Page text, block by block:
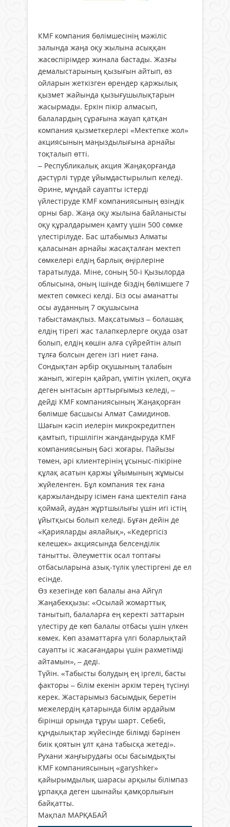
КМF компания бөлімшесінің мәжіліс
залында жаңа оқу жылына асыққан
жасөспірімдер жинала бастады. Жазғы
демалыстарының қызығын айтып, өз
ойларын жеткізген өрендер қаржылық
қызмет жайында қызығушылықтарын
жасырмады. Еркін пікір алмасып,
балалардың сұрағына жауап қатқан
компания қызметкерлері «Мектепке жол»
акциясының маңыздылығына арнайы
тоқталып өтті.
– Республикалық акция Жаңақорғанда
дәстүрлі түрде ұйымдастырылып келеді.
Әрине, мұндай сауапты істерді
үйлестіруде КМF компаниясының өзіндік
орны бар. Жаңа оқу жылына байланысты
оқу құралдарымен қамту үшін 500 сөмке
үлестірілуде. Бас штабымыз Алматы
қаласынан арнайы жасақталған мектеп
сөмкелері елдің барлық өңірлеріне
таратылуда. Міне, соның 50-і Қызылорда
облысына, оның ішінде біздің бөлімшеге 7
мектеп сөмкесі келді. Біз осы аманатты
осы ауданның 7 оқушысына
табыстамақпыз. Мақсатымыз – болашақ
елдің тірегі жас талапкерлерге оқуда озат
болып, елдің көшін алға сүйрейтін алып
тұлға болсын деген ізгі ниет ғана.
Сондықтан әрбір оқушының талабын
жанып, жігерін қайрап, үмітін үкілеп, оқуға
деген ынтасын арттырғымыз келеді, –
дейді КМF компаниясының Жаңақорған
бөлімше басшысы Алмат Самидинов.
Шағын кәсіп иелерін микрокредитпен
қамтып, тіршілігін жандандыруда КМF
компаниясының бәсі жоғары. Пайызы
төмен, әрі клиентерінің ұсыныс-пікіріне
құлақ асатын қаржы ұйымының жұмысы
жүйеленген. Бұл компания тек ғана
қаржыландыру ісімен ғана шектеліп ғана
қоймай, аудан жұртшылығы үшін игі істің
ұйытқысы болып келеді. Бұған дейін де
«Қарияларды аялайық», «Кедергісіз
келешек» акциясында белсенділік
танытты. Әлеуметтік осал топтағы
отбасыларына азық-түлік үлестіргені де ел
есінде.
Өз кезегінде көп балалы ана Айгүл
Жаңабекқызы: «Осылай жомарттық
танытып, балаларға ең керекті заттарын
үлестіру де көп балалы отбасы үшін үлкен
көмек. Көп азаматтарға үлгі боларлықтай
сауапты іс жасағандары үшін рахметімді
айтамын», – деді.
Түйін. «Табысты болудың ең іргелі, басты
факторы – білім екенін әркім терең түсінуі
керек. Жастарымыз басымдық беретін
межелердің қатарында білім әрдайым
бірінші орында тұруы шарт. Себебі,
құндылықтар жүйесінде білімді бәрінен
биік қоятын ұлт қана табысқа жетеді».
Рухани жаңғырудағы осы басымдықты
КМF компаниясының «garyshker»
қайырымдылық шарасы арқылы білімпаз
ұрпаққа деген шынайы қамқорлығын
байқатты.
Мақпал МАРҚАБАЙ